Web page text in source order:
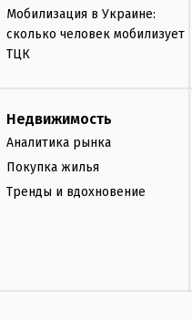
Мобилизация в Украине:
сколько человек мобилизует
ТЦК
Недвижимость
Аналитика рынка
Покупка жилья
Тренды и вдохновение